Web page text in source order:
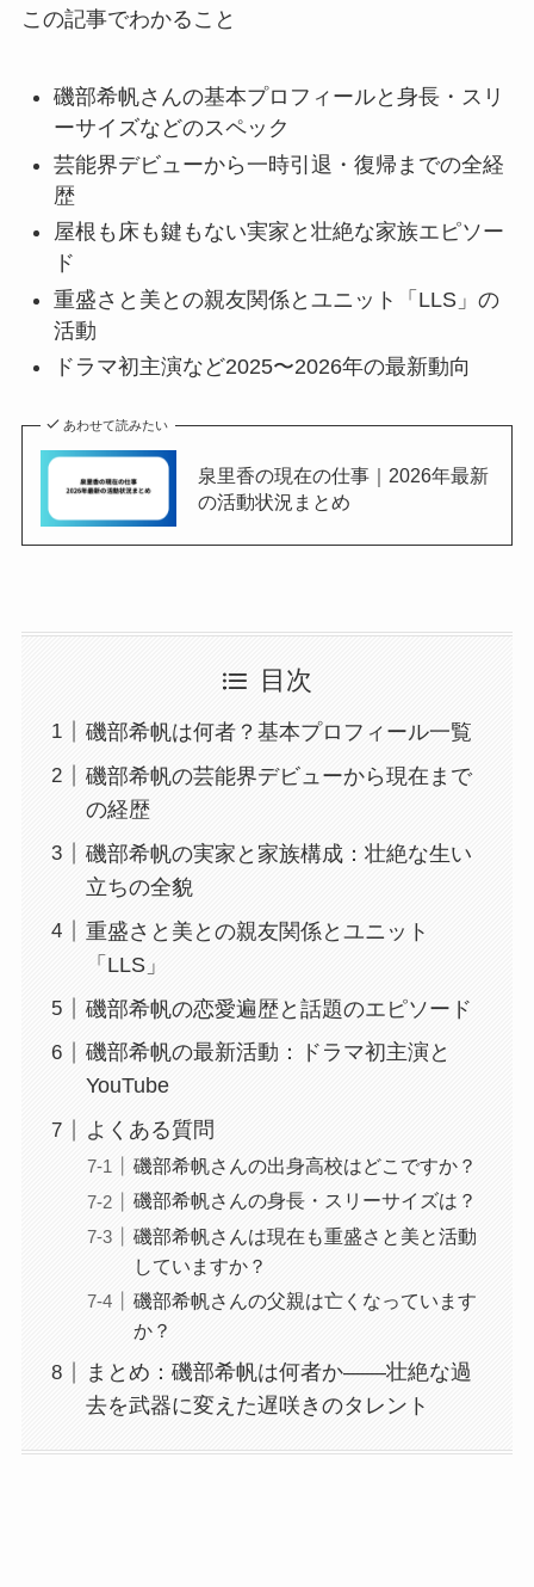
この記事でわかること
磯部希帆さんの基本プロフィールと身長・スリ
ーサイズなどのスペック
芸能界デビューから一時引退・復帰までの全経
歴
屋根も床も鍵もない実家と壮絶な家族エピソー
ド
重盛さと美との親友関係とユニット「LLS」の
活動
ドラマ初主演など2025〜2026年の最新動向
あわせて読みたい
泉里香の現在の仕事｜2026年最新
の活動状況まとめ
目次
磯部希帆は何者？基本プロフィール一覧
磯部希帆の芸能界デビューから現在まで
の経歴
磯部希帆の実家と家族構成：壮絶な生い
立ちの全貌
重盛さと美との親友関係とユニット
「LLS」
磯部希帆の恋愛遍歴と話題のエピソード
磯部希帆の最新活動：ドラマ初主演と
YouTube
よくある質問
磯部希帆さんの出身高校はどこですか？
磯部希帆さんの身長・スリーサイズは？
磯部希帆さんは現在も重盛さと美と活動
していますか？
磯部希帆さんの父親は亡くなっています
か？
まとめ：磯部希帆は何者か——壮絶な過
去を武器に変えた遅咲きのタレント